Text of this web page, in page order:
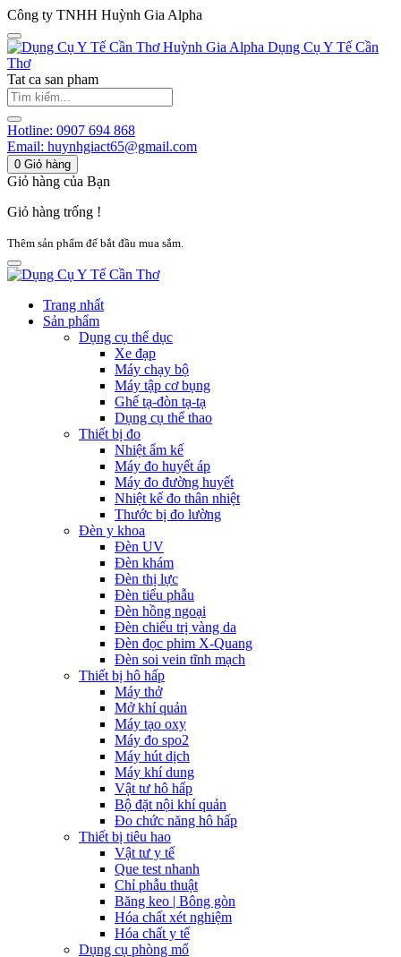
Công ty TNHH Huỳnh Gia Alpha
Huỳnh Gia Alpha Dụng Cụ Y Tế Cần
Thơ
Tat ca san pham
Hotline: 0907 694 868
Email: huynhgiact65@gmail.com
0 Giỏ hàng
Giỏ hàng của Bạn
Giỏ hàng trống !
Thêm sản phẩm để bắt đầu mua sắm.
Trang nhất
Sản phẩm
Dụng cụ thể dục
Xe đạp
Máy chạy bộ
Máy tập cơ bụng
Ghế tạ-đòn tạ-tạ
Dụng cụ thể thao
Thiết bị đo
Nhiệt ẩm kế
Máy đo huyết áp
Máy đo đường huyết
Nhiệt kế đo thân nhiệt
Thước bị đo lường
Đèn y khoa
Đèn UV
Đèn khám
Đèn thị lực
Đèn tiểu phẫu
Đèn hồng ngoại
Đèn chiếu trị vàng da
Đèn đọc phim X-Quang
Đèn soi vein tĩnh mạch
Thiết bị hô hấp
Máy thở
Mở khí quản
Máy tạo oxy
Máy đo spo2
Máy hút dịch
Máy khí dung
Vật tư hô hấp
Bộ đặt nội khí quản
Đo chức năng hô hấp
Thiết bị tiêu hao
Vật tư y tế
Que test nhanh
Chỉ phẫu thuật
Băng keo | Bông gòn
Hóa chất xét nghiệm
Hóa chất y tế
Dụng cụ phòng mổ